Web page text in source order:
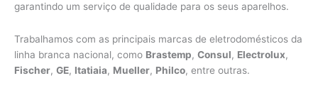
garantindo um serviço de qualidade para os seus aparelhos.
Trabalhamos com as principais marcas de eletrodomésticos da
linha branca nacional, como Brastemp, Consul, Electrolux,
Fischer, GE, Itatiaia, Mueller, Philco, entre outras.